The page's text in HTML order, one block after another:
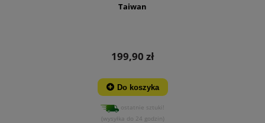
Taiwan
199,90 zł
Do koszyka
ostatnie sztuki!
(wysyłka do 24 godzin)